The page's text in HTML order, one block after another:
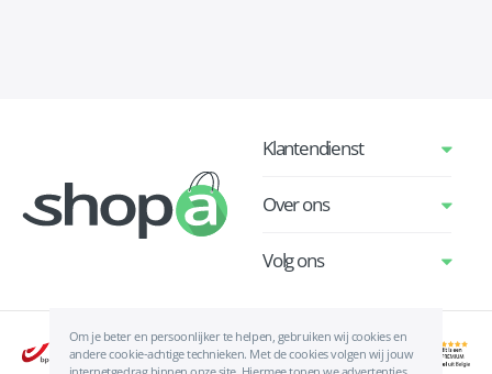
Om je beter en persoonlijker te helpen, gebruiken wij cookies en
andere cookie-achtige technieken. Met de cookies volgen wij jouw
Klantendienst
Over ons
Volg ons